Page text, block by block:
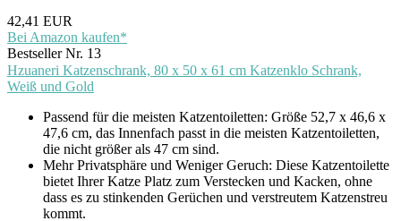
42,41 EUR
Bei Amazon kaufen*
Bestseller Nr. 13
Hzuaneri Katzenschrank, 80 x 50 x 61 cm Katzenklo Schrank,
Weiß und Gold
Passend für die meisten Katzentoiletten: Größe 52,7 x 46,6 x
47,6 cm, das Innenfach passt in die meisten Katzentoiletten,
die nicht größer als 47 cm sind.
Mehr Privatsphäre und Weniger Geruch: Diese Katzentoilette
bietet Ihrer Katze Platz zum Verstecken und Kacken, ohne
dass es zu stinkenden Gerüchen und verstreutem Katzenstreu
kommt.